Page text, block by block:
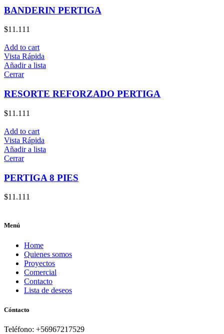
BANDERIN PERTIGA
$11.111
Add to cart
Vista Rápida
Añadir a lista
Cerrar
RESORTE REFORZADO PERTIGA
$11.111
Add to cart
Vista Rápida
Añadir a lista
Cerrar
PERTIGA 8 PIES
$11.111
Menú
Home
Quienes somos
Proyectos
Comercial
Contacto
Lista de deseos
Cóntacto
Teléfono: +56967217529